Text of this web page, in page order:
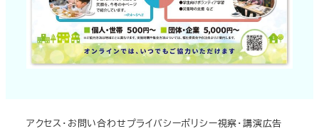
アクセス・お問い合わせプライバシーポリシー視察・講演広告